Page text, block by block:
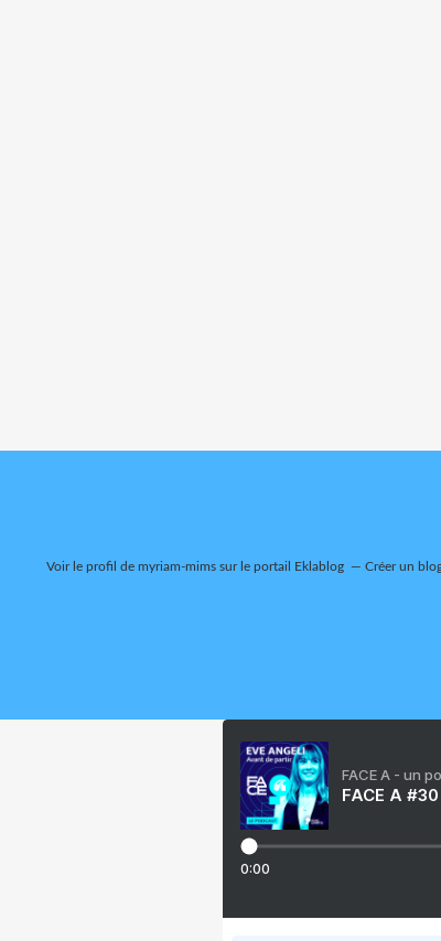
Voir le profil de myriam-mims sur le portail Eklablog Créer un
FACE A - un
FACE A
0:00